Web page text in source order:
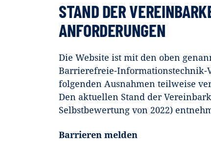
STAND DER
ANFORDERUNGEN
Die Website ist mit den oben
Barrierefreie-Informationstechnik-
folgenden Ausnahmen teilweise
Den aktuellen Stand der
Selbstbewertung von 2022)
Barrieren melden